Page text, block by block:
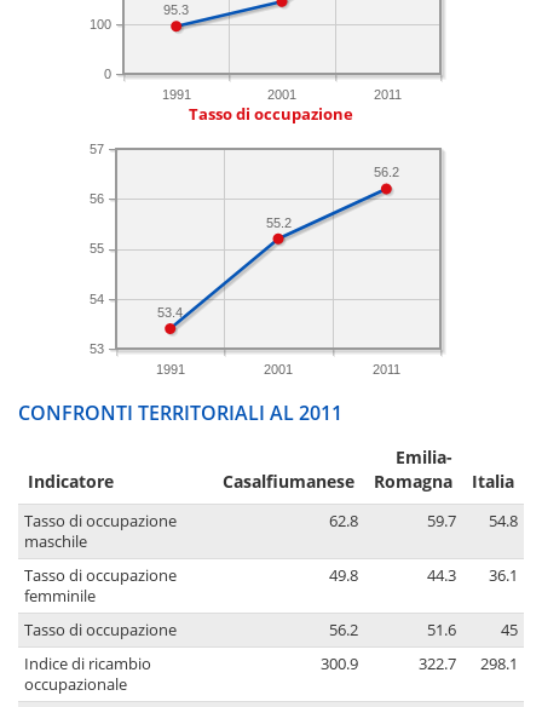
1991 2001 2011
0
100
95.3
Tasso di occupazione
1991 2001 2011
53
54
55
56
57
56.2
55.2
53.4
CONFRONTI TERRITORIALI AL 2011
Indicatore Casalfiumanese
Emilia-
Romagna
Italia
Tasso di occupazione
maschile
62.8 59.7 54.8
Tasso di occupazione
femminile
49.8 44.3 36.1
Tasso di occupazione 56.2 51.6
45
Indice di ricambio
occupazionale
300.9 322.7 298.1